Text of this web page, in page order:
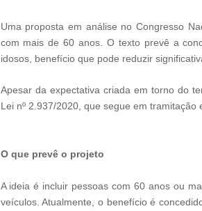
Uma proposta em análise no Congresso
com mais de 60 anos. O texto prevê a
idosos, benefício que pode reduzir
Apesar da expectativa criada em torno do
Lei nº 2.937/2020, que segue em
O que prevê o projeto
A ideia é incluir pessoas com 60 anos ou
veículos. Atualmente, o benefício é